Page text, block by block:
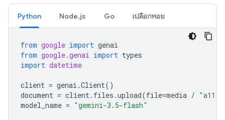
Python Node.js Go เปลือกหอย
from google import genai
from google.genai import types
import datetime
client = genai .Client()
document = client. files .upload(file=media /
model_name = "gemini-3.5-flash"